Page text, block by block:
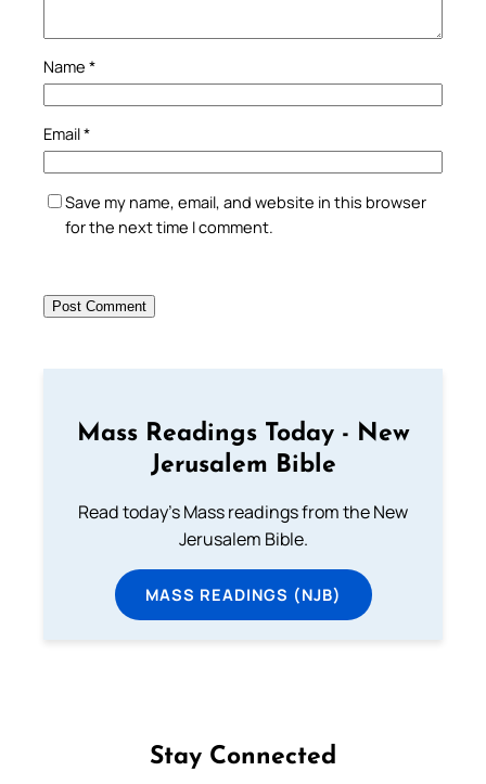
Name *
Email*
Save my name, email, and website in this browser
for the next time I comment.
Mass Readings Today - New
Jerusalem Bible
Read today's Mass readings from the New
Jerusalem Bible.
MASS READINGS (NJB)
Stay Connected